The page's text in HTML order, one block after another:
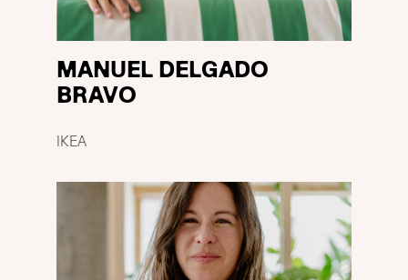
MANUEL DELGADO
BRAVO
IKEA